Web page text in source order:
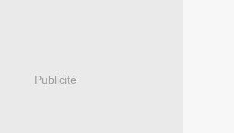
Publicité